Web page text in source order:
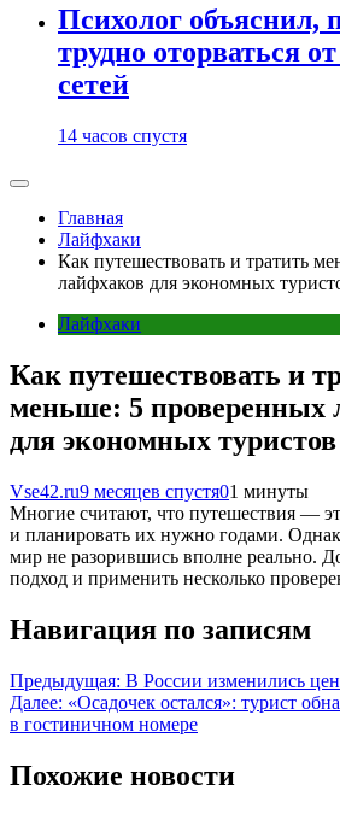
Психолог объяснил,
трудно оторваться
сетей
14 часов спустя
Главная
Лайфхаки
Как путешествовать и тратить
лайфхаков для экономных
Лайфхаки
Как путешествовать и
меньше: 5 проверенных
для экономных туристов
Vse42.ru9 месяцев спустя01 минуты
Многие считают, что путешествия —
и планировать их нужно годами.
мир не разорившись вполне реально.
подход и применить несколько
Навигация по записям
Предыдущая: В России изменились
Далее: «Осадочек остался»: турист
в гостиничном номере
Похожие новости